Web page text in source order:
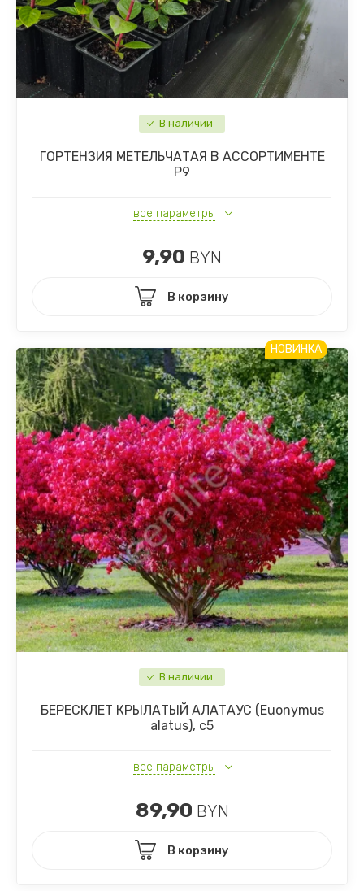
В наличии
ГОРТЕНЗИЯ МЕТЕЛЬЧАТАЯ В АССОРТИМЕНТЕ
Р9
все параметры
9,90 BYN
В корзину
НОВИНКА
В наличии
БЕРЕСКЛЕТ КРЫЛАТЫЙ АЛАТАУС (Euonymus
alatus), с5
все параметры
89,90 BYN
В корзину